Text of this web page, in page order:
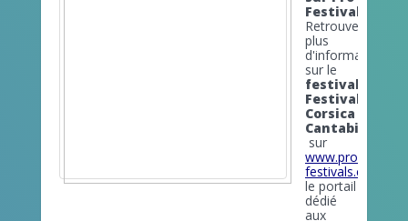
Festivals
Retrouvez
plus
d'informations
sur le
festival
Festival
Corsica
Cantabile
sur
www.pro-
festivals.com
le portail
dédié
aux